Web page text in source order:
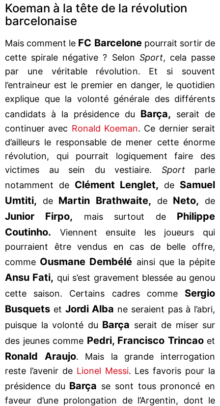
Koeman à la tête de la révolution
barcelonaise
Mais comment le FC Barcelonepourrait sortir de
cette spirale négative ? Selon Sport, cela passe
par une véritable révolution. Et si souvent
l’entraineur est le premier en danger, le quotidien
explique que la volonté générale des différents
candidats à la présidence du Barça, serait de
continuer avec Ronald Koeman. Ce dernier serait
d’ailleurs le responsable de mener cette énorme
révolution, qui pourrait logiquement faire des
victimes au sein du vestiaire. Sportparle
notamment de Clément Lenglet, de Samuel
Umtiti, de Martin Brathwaite, de Neto, de
Junior Firpo, mais surtout de Philippe
Coutinho. Viennent ensuite les joueurs qui
pourraient être vendus en cas de belle offre,
comme Ousmane Dembélé ainsi que la pépite
Ansu Fati, qui s’est gravement blessée au genou
cette saison. Certains cadres comme Sergio
Busquets et Jordi Alba ne seraient pas à l’abri,
puisque la volonté du Barça serait de miser sur
des jeunes comme Pedri, Francisco Trincaoet
Ronald Araujo. Mais la grande interrogation
reste l’avenir de Lionel Messi. Les favoris pour la
présidence du Barça se sont tous prononcé en
faveur d’une prolongation de l’Argentin, dont le